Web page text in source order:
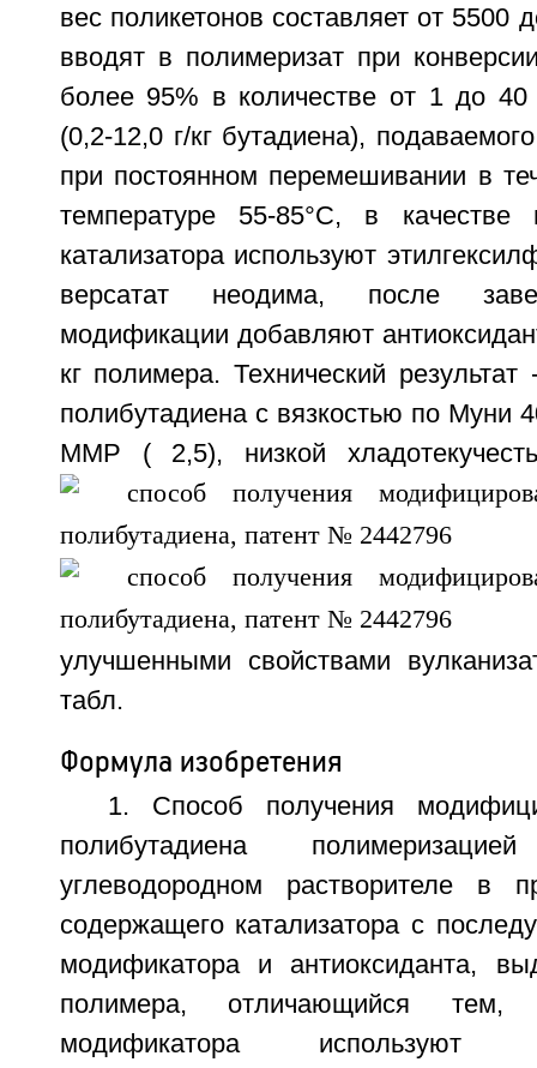
вес поликетонов составляет от 5500
вводят в полимеризат при
более 95% в количестве от 1 до 40
(0,2-12,0 г/кг бутадиена),
при постоянном перемешивании в
температуре 55-85°C, в качестве
катализатора используют
версатат неодима, после
модификации добавляют
кг полимера. Технический
полибутадиена с вязкостью по Муни
ММР (2,5), низкой
улучшенными свойствами
табл.
Формула изобретения
1. Способ получения
полибутадиена
углеводородном растворителе в
содержащего катализатора с
модификатора и антиоксиданта,
полимера, отличающийся
модификатора используют